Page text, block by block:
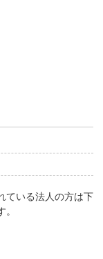
ている法人の方は下